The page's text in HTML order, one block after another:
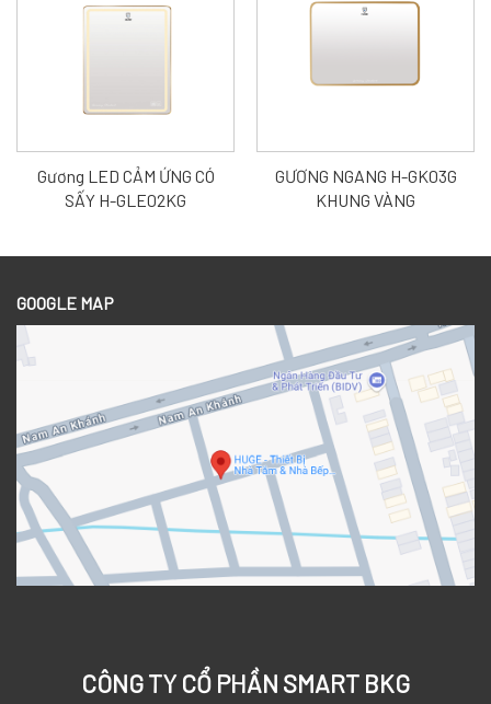
Gương LED CẢM ỨNG CÓ
SẤY H-GLE02KG
GƯƠNG NGANG H-GK03G
KHUNG VÀNG
CÔNG TY CỔ PHẦN SMART BKG
GOOGLE MAP